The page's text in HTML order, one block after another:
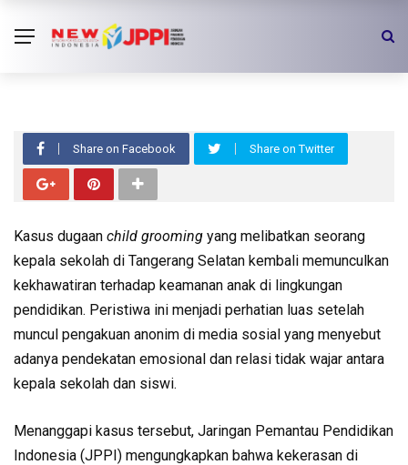
Kepsek Child Grooming Siswi, JPPI
Ungkap Data Miris Kekerasan di
Sekolah
Share on Facebook Share on Twitter
Kasus dugaan child grooming yang melibatkan seorang
kepala sekolah di Tangerang Selatan kembali memunculkan
kekhawatiran terhadap keamanan anak di lingkungan
pendidikan. Peristiwa ini menjadi perhatian luas setelah
muncul pengakuan anonim di media sosial yang menyebut
adanya pendekatan emosional dan relasi tidak wajar antara
kepala sekolah dan siswi.
Menanggapi kasus tersebut, Jaringan Pemantau Pendidikan
Indonesia (JPPI) mengungkapkan bahwa kekerasan di